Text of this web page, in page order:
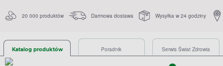
20 000 produktów Darmowa dostawa Wysyłka w 24 godziny
Katalog produktów Poradnik Serwis Świat Zdrowia